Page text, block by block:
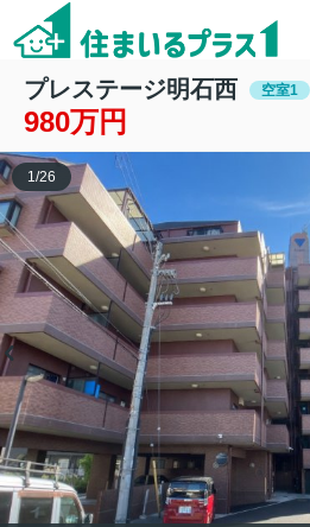
プレステージ明石西 空室1
980万円
1/26